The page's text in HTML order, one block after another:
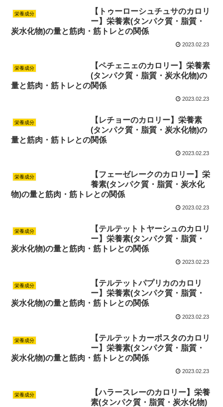
栄養成分
【トゥーローシュチュサのカロリ
ー】栄養素(タンパク質・脂質・
炭水化物)の量と筋肉・筋トレとの関係
2023.02.23
栄養成分
【ペチェニェのカロリー】栄養素
(タンパク質・脂質・炭水化物)の
量と筋肉・筋トレとの関係
2023.02.23
栄養成分
【レチョーのカロリー】栄養素
(タンパク質・脂質・炭水化物)の
量と筋肉・筋トレとの関係
2023.02.23
栄養成分
【フェーゼレークのカロリー】栄
養素(タンパク質・脂質・炭水化
物)の量と筋肉・筋トレとの関係
2023.02.23
栄養成分
【テルテットトヤーシュのカロリ
ー】栄養素(タンパク質・脂質・
炭水化物)の量と筋肉・筋トレとの関係
2023.02.23
栄養成分
【テルテットパプリカのカロリ
ー】栄養素(タンパク質・脂質・
炭水化物)の量と筋肉・筋トレとの関係
2023.02.23
栄養成分
【テルテットカーポスタのカロリ
ー】栄養素(タンパク質・脂質・
炭水化物)の量と筋肉・筋トレとの関係
2023.02.23
栄養成分
【ハラースレーのカロリー】栄養
素(タンパク質・脂質・炭水化物)